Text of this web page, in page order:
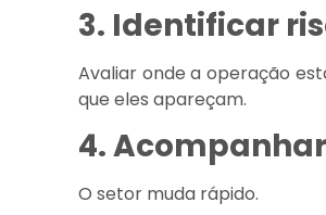
3. Identificar
Avaliar onde a operação
que eles apareçam.
4.
O setor muda rápido.